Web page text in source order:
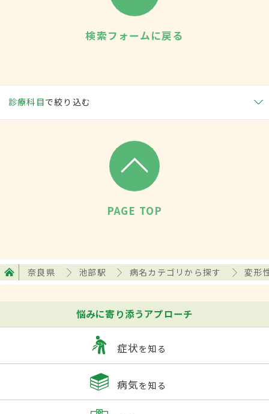
検索フォームに戻る
診療科目で絞り込む
PAGE TOP
奈良県 池部駅 病名カテゴリから探す 変形
悩みに寄り添うアプローチ
症状を知る
病気を知る